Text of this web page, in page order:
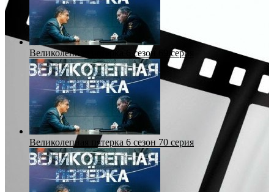
Великолепная пятерка 6 сезон 69 серия
Великолепная пятерка 6 сезон 70 серия